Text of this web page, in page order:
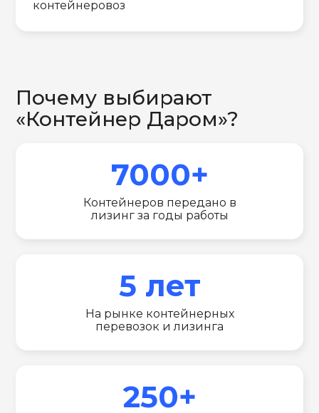
контейнеровоз
Почему выбирают
«Контейнер Даром»?
7000+
Контейнеров передано в
лизинг за годы работы
5 лет
На рынке контейнерных
перевозок и лизинга
250+